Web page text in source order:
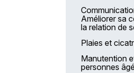
Améliorer sa
la relation de
Plaies et
Manutention
personnes